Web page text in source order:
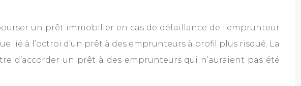
un prêt immobilier en cas de défaillance de l’emprunteur
lié à l’octroi d’un prêt à des emprunteurs à profil plus risqué. La
d’accorder un prêt à des emprunteurs qui n’auraient pas été